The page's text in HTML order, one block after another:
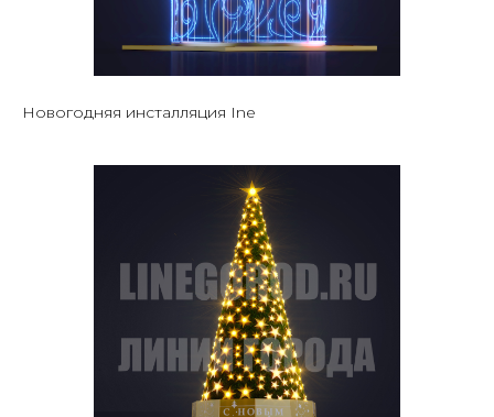
Новогодняя инсталляция Ine